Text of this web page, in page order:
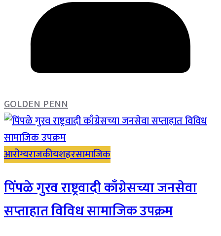
GOLDEN PENN
आरोग्यराजकीयशहरसामाजिक
पिंपळे गुरव राष्ट्रवादी काँग्रेसच्या जनसेवा
सप्ताहात विविध सामाजिक उपक्रम